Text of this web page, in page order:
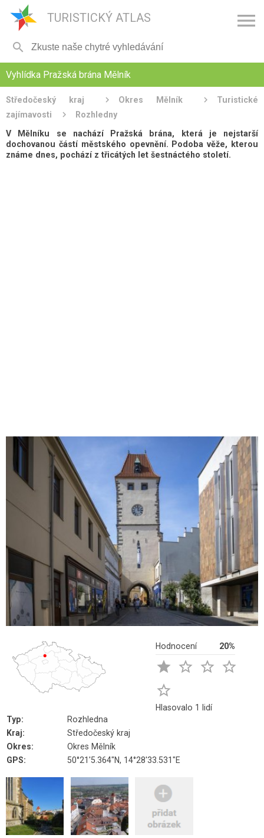
TURISTICKÝ ATLAS 

Vyhlídka Pražská brána Mělník
Středočeský kraj Okres Mělník
Turistické
zajímavosti
Rozhledny
V Mělníku se nachází Pražská brána, která je nejstarší
dochovanou částí městského opevnění. Podoba věže, kterou
známe dnes, pochází z třicátých let šestnáctého století.
Hodnocení 20%
   

Hlasovalo 1 lidí
Typ:
Rozhledna
Kraj:
Středočeský kraj
Okres:
Okres Mělník
GPS:
50°21'5.364"N, 14°28'33.531"E